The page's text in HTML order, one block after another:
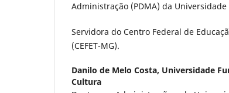
Administração (PDMA) da Universidade
Servidora do Centro Federal de
(CEFET-MG).
Danilo de Melo Costa, Universidade
Cultura